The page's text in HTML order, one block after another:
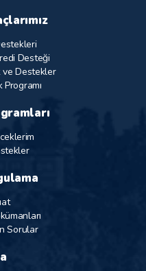
Desteği
ve Destekler
Sorular